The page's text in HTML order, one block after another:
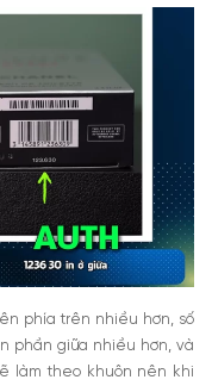
phía trên nhiều hơn, số
phần giữa nhiều hơn, và
làm theo khuôn nên khi